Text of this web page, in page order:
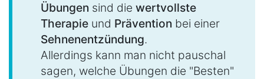
Übungen sind die wertvollste
Therapie und Prävention bei einer
Sehnenentzündung.
Allerdings kann man nicht pauschal
sagen, welche Übungen die "Besten"